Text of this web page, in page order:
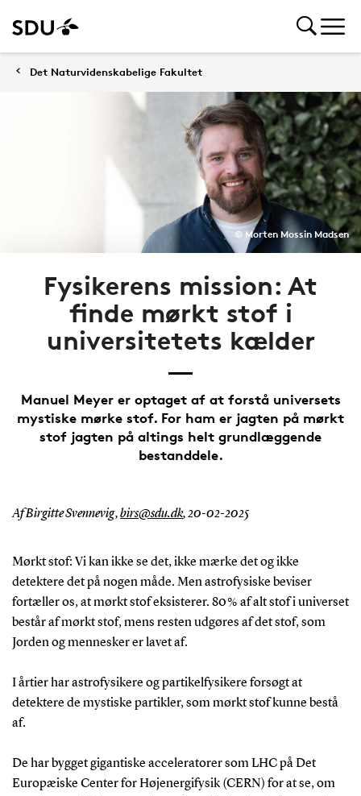
Det Naturvidenskabelige Fakultet
© Morten Mossin Madsen
Fysikerens mission: At
finde mørkt stof i
universitetets kælder
Manuel Meyer er optaget af at forstå universets
mystiske mørke stof. For ham er jagten på mørkt
stof jagten på altings helt grundlæggende
bestanddele.
Af Birgitte Svennevig,birs@sdu.dk,20-02-2025
Mørkt stof: Vi kan ikke se det, ikke mærke det og ikke
detektere det på nogen måde. Men astrofysiske beviser
fortæller os, at mørkt stof eksisterer. 80 % af alt stof i universet
består af mørkt stof, mens resten udgøres af det stof, som
Jorden og mennesker er lavet af.
I årtier har astrofysikere og partikelfysikere forsøgt at
detektere de mystiske partikler, som mørkt stof kunne bestå
af.
De har bygget gigantiske acceleratorer som LHC på Det
Europæiske Center for Højenergifysik (CERN) for at se, om